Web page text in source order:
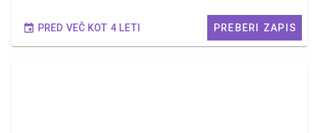
PRED VEČ KOT 4 LETI PREBERI ZAPIS